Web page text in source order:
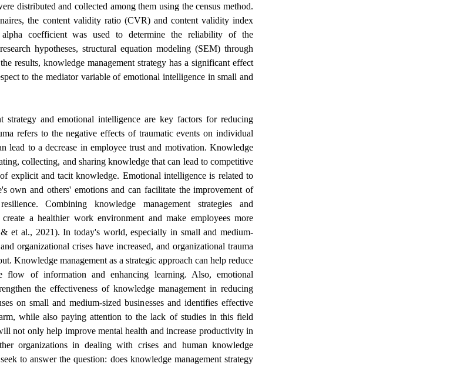
distributed and collected among them using the census method.
the content validity ratio (CVR) and content validity index
coefficient was used to determine the reliability of the
hypotheses, structural equation modeling (SEM) through
results, knowledge management strategy has a significant effect
to the mediator variable of emotional intelligence in small and
strategy and emotional intelligence are key factors for reducing
refers to the negative effects of traumatic events on individual
lead to a decrease in employee trust and motivation. Knowledge
collecting, and sharing knowledge that can lead to competitive
explicit and tacit knowledge. Emotional intelligence is related to
own and others' emotions and can facilitate the improvement of
Combining knowledge management strategies and
a healthier work environment and make employees more
et al., 2021). In today's world, especially in small and medium-
organizational crises have increased, and organizational trauma
Knowledge management as a strategic approach can help reduce
flow of information and enhancing learning. Also, emotional
the effectiveness of knowledge management in reducing
on small and medium-sized businesses and identifies effective
while also paying attention to the lack of studies in this field
not only help improve mental health and increase productivity in
organizations in dealing with crises and human knowledge
to answer the question: does knowledge management strategy